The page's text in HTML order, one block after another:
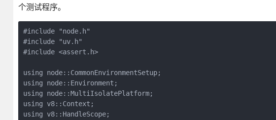
个测试程序。
#include "node.h"
#include "uv.h"
#include <assert.h>
using node::CommonEnvironmentSetup;
using node::Environment;
using node::MultiIsolatePlatform;
using v8::Context;
using v8::HandleScope;